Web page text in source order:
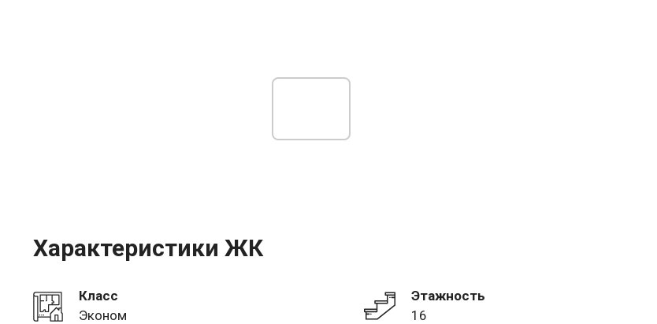
Характеристики ЖК
Класс
Эконом
Этажность
16